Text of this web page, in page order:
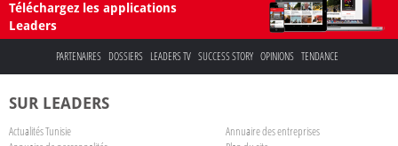
Téléchargez les applications
Leaders
PARTENAIRES DOSSIERS LEADERS TV SUCCESS STORY OPINIONS TENDANCE
SUR LEADERS
Actualités Tunisie
Annuaire des entreprises